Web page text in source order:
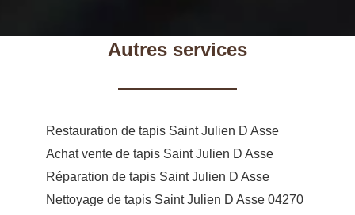
Autres services
Restauration de tapis Saint Julien D Asse
Achat vente de tapis Saint Julien D Asse
Réparation de tapis Saint Julien D Asse
Nettoyage de tapis Saint Julien D Asse 04270